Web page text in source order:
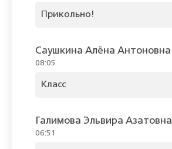
Прикольно!
Саушкина Алёна Антоновна
08:05
Класс
Галимова Эльвира Азатовна
06:51